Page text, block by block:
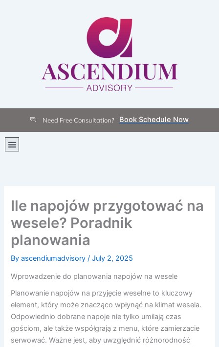
Need Free Consultation? Book Schedule Now
Menu
Ile napojów przygotować na
wesele? Poradnik
planowania
Byascendiumadvisory /July 2, 2025
Wprowadzenie do planowania napojów na wesele
Planowanie napojów na przyjęcie weselne to kluczowy
element, który może znacząco wpłynąć na klimat wesela.
Odpowiednio dobrane napoje nie tylko umilają czas
gościom, ale także współgrają z menu, które zamierzacie
serwować. Ważne jest, aby uwzględnić różnorodność